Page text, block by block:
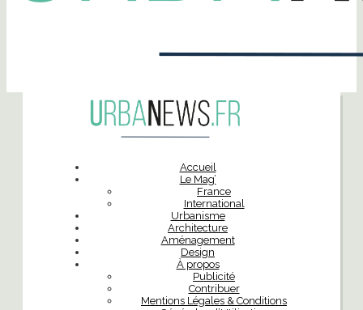
Accueil
Le Mag’
France
International
Urbanisme
Architecture
Aménagement
Design
À propos
Publicité
Contribuer
Mentions Légales & Conditions